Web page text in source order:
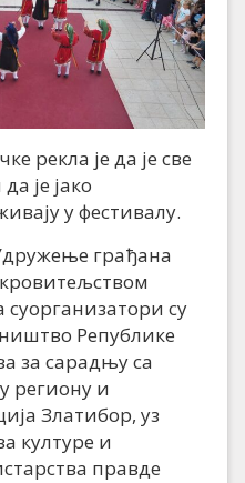
рекла је да је све
је јако
у фестивалу.
грађана
суорганизатори су
Републике
за сарадњу са
региону и
Златибор, уз
културе и
правде